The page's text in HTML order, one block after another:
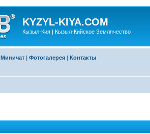
KYZYL-KIYA.COM
Кызыл-Кия | Кызыл-Кийское Землячество
Миничат | Фотогалерея | Контакты